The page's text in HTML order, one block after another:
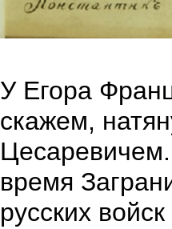
У Егора
скажем,
время
русских